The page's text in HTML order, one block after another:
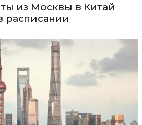
из Москвы в Китай
расписании